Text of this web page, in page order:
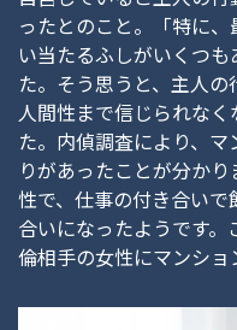
ったとのこと。「特に
い当たるふしがいくつ
た。そう思うと、主人
人間性まで信じられな
た。内偵調査により、
りがあったことが分か
性で、仕事の付き合い
合いになったようです
倫相手の女性にマンショ